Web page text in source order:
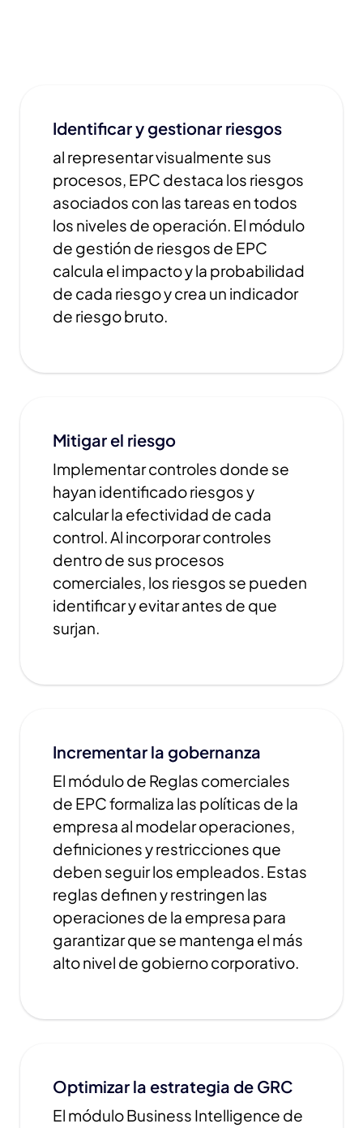
Identificar y gestionar riesgos
al representar visualmente sus
procesos, EPC destaca los riesgos
asociados con las tareas en todos
los niveles de operación. El módulo
de gestión de riesgos de EPC
calcula el impacto y la probabilidad
de cada riesgo y crea un indicador
de riesgo bruto.
Mitigar el riesgo
Implementar controles donde se
hayan identificado riesgos y
calcular la efectividad de cada
control. Al incorporar controles
dentro de sus procesos
comerciales, los riesgos se pueden
identificar y evitar antes de que
surjan.
Incrementar la gobernanza
El módulo de Reglas comerciales
de EPC formaliza las políticas de la
empresa al modelar operaciones,
definiciones y restricciones que
deben seguir los empleados. Estas
reglas definen y restringen las
operaciones de la empresa para
garantizar que se mantenga el más
alto nivel de gobierno corporativo.
Optimizar la estrategia de GRC
El módulo Business Intelligence de